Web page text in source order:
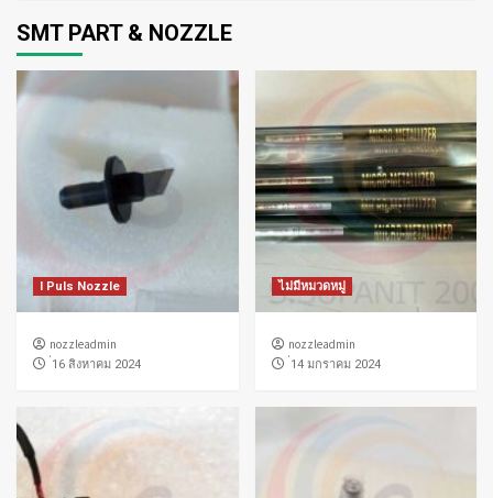
SMT PART & NOZZLE
I Puls Nozzle
nozzleadmin
่16 สิงหาคม 2024
ไม่มีหมวดหมู่
nozzleadmin
่14 มกราคม 2024